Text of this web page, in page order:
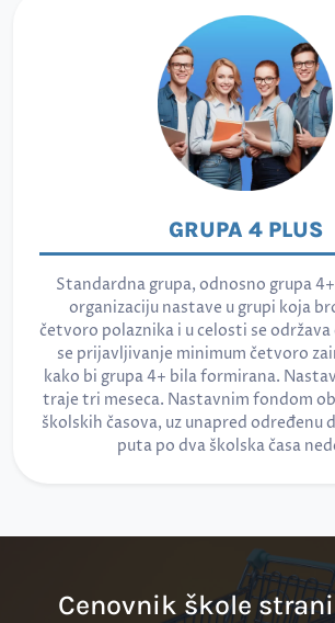
GRUPA 4 PLUS
Standardna grupa, odnosno grupa
organizaciju nastave u grupi koja
četvoro polaznika i u celosti se
se prijavljivanje minimum četvoro
kako bi grupa 4+ bila formirana.
traje tri meseca. Nastavnim fondom
školskih časova, uz unapred određenu
puta po dva školska časa
Cenovnik škole